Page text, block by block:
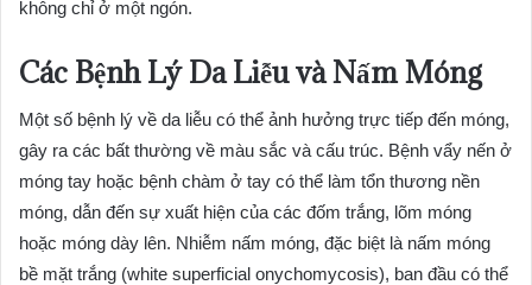
không chỉ ở một ngón.
Các Bệnh Lý Da Liễu và Nấm Móng
Một số bệnh lý về da liễu có thể ảnh hưởng trực tiếp đến móng,
gây ra các bất thường về màu sắc và cấu trúc. Bệnh vẩy nến ở
móng tay hoặc bệnh chàm ở tay có thể làm tổn thương nền
móng, dẫn đến sự xuất hiện của các đốm trắng, lõm móng
hoặc móng dày lên. Nhiễm nấm móng, đặc biệt là nấm móng
bề mặt trắng (white superficial onychomycosis), ban đầu có thể